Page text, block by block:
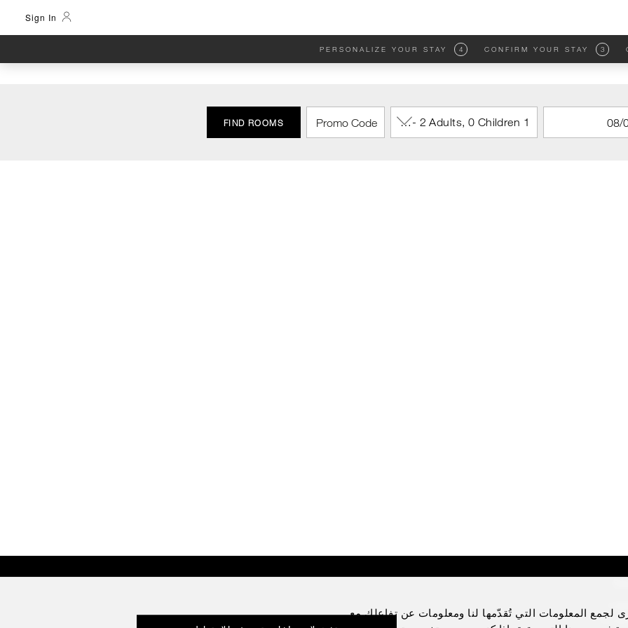
Sign In
3
CONFIRM YOUR STAY
4
PERSONALIZE YOUR STAY
1 Room - 2 Adults, 0 Children
FIND ROOMS
لجمع المعلومات التي تُقدّمها لنا ومعلومات عن تفاعلك مع